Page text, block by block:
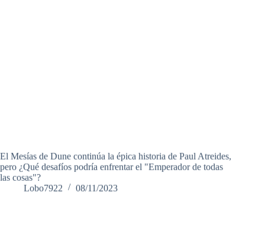
El Mesías de Dune continúa la épica historia de Paul Atreides,
pero ¿Qué desafíos podría enfrentar el "Emperador de todas
las cosas"?
Lobo7922
08/11/2023